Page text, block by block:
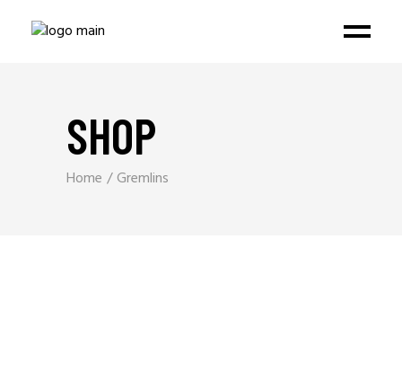
SHOP
Home Gremlins